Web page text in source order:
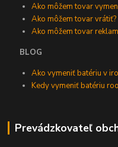
Ako môžem tovar
Ako môžem tovar vrátiť?
Ako môžem tovar
BLOG
Ako vymeniť batériu v
Kedy vymeniť batériu
Prevádzkovateľ